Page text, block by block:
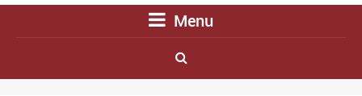
Menu